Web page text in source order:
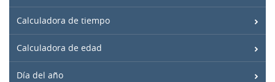
Calculadora de tiempo
Calculadora de edad
Día del año